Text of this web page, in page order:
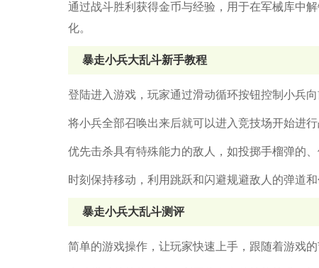
通过战斗胜利获得金币与经验，用于在军械库中
化。
暴走小兵大乱斗新手教程
登陆进入游戏，玩家通过滑动循环按钮控制小兵
将小兵全部召唤出来后就可以进入竞技场开始进
优先击杀具有特殊能力的敌人，如投掷手榴弹的
时刻保持移动，利用跳跃和闪避规避敌人的弹道
暴走小兵大乱斗测评
简单的游戏操作，让玩家快速上手，跟随着游戏的